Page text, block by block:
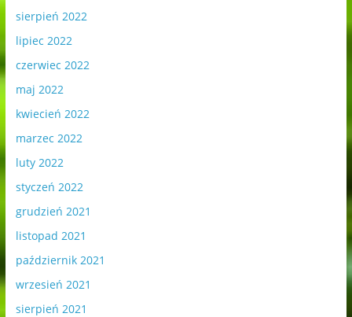
sierpień 2022
lipiec 2022
czerwiec 2022
maj 2022
kwiecień 2022
marzec 2022
luty 2022
styczeń 2022
grudzień 2021
listopad 2021
październik 2021
wrzesień 2021
sierpień 2021